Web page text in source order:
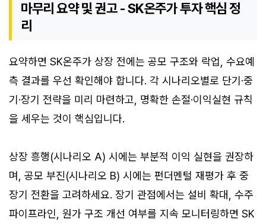
마무리 요약 및 권고 - SK온주가 투자 핵심 정
리
요약하면 SK온주가 상장 전에는 공모 구조와 락업, 수요예
측 결과를 우선 확인해야 합니다. 각 시나리오별로 단기·중
기·장기 전략을 미리 마련하고, 명확한 손절·이익실현 규칙
을 세우는 것이 핵심입니다.
상장 흥행(시나리오 A) 시에는 부분적 이익 실현을 권장하
며, 공모 부진(시나리오 B) 시에는 펀더멘털 재평가 후 중
장기 전환을 고려하세요. 장기 관점에서는 설비 확대, 수주
파이프라인, 원가 구조 개선 여부를 지속 모니터링하면 SK